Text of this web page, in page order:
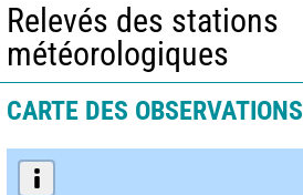
Relevés des stations
météorologiques
CARTE DES OBSERVATIONS